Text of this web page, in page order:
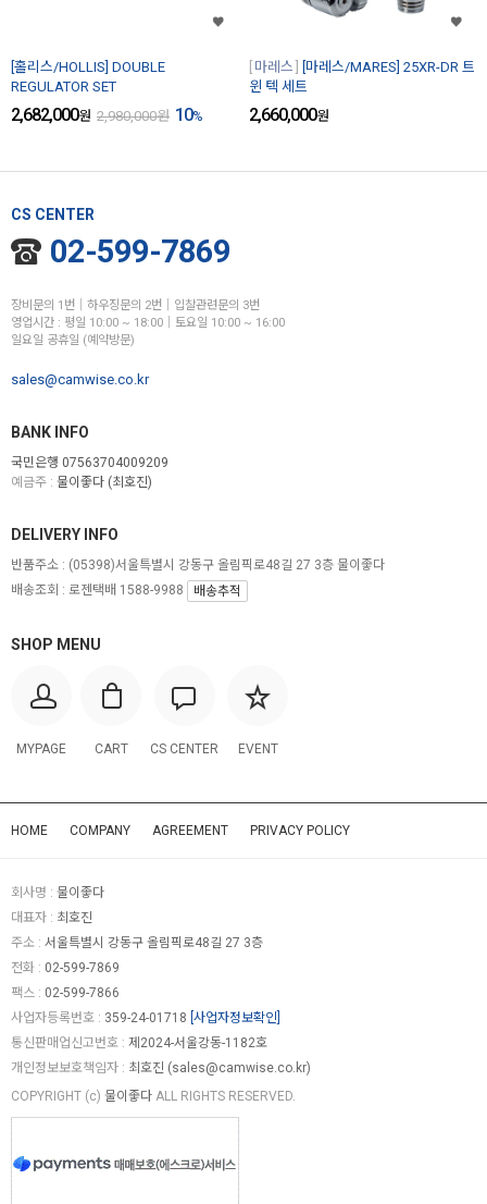
[홀리스/HOLLIS] DOUBLE
REGULATOR SET
2,682,000원 2,980,000원 10%
마레스
[마레스/MARES] 25XR-DR 트
윈 텍 세트
2,660,000원
CS CENTER
02-599-7869
장비문의 1번│하우징문의 2번│입찰관련문의 3번
영업시간 : 평일 10:00 ~ 18:00│토요일 10:00 ~ 16:00
일요일 공휴일 (예약방문)
sales@camwise.co.kr
BANK INFO
국민은행 07563704009209
예금주 : 물이좋다 (최호진)
SHOP MENU
MYPAGE CART CS CENTER EVENT
DELIVERY INFO
반품주소 : (05398)서울특별시 강동구 올림픽로48길 27 3층 물이좋다
배송조회 : 로젠택배 1588-9988
배송추적
HOME COMPANY AGREEMENT PRIVACY POLICY
회사명 : 물이좋다
대표자 : 최호진
주소 : 서울특별시 강동구 올림픽로48길 27 3층
전화 : 02-599-7869
팩스 : 02-599-7866
사업자등록번호 : 359-24-01718 [사업자정보확인]
통신판매업신고번호 : 제2024-서울강동-1182호
개인정보보호책임자 : 최호진 (sales@camwise.co.kr)
COPYRIGHT (c) 물이좋다 ALL RIGHTS RESERVED.